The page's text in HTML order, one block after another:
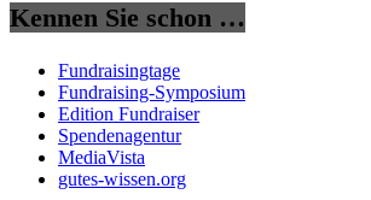
Kennen Sie schon …
Fundraisingtage
Fundraising-Symposium
Edition Fundraiser
Spendenagentur
MediaVista
gutes-wissen.org